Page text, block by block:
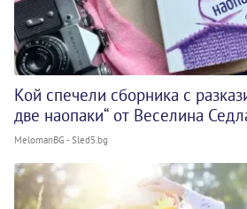
Кой спечели сборника с
две наопаки“ от Веселина
MelomanBG - Sled5.bg